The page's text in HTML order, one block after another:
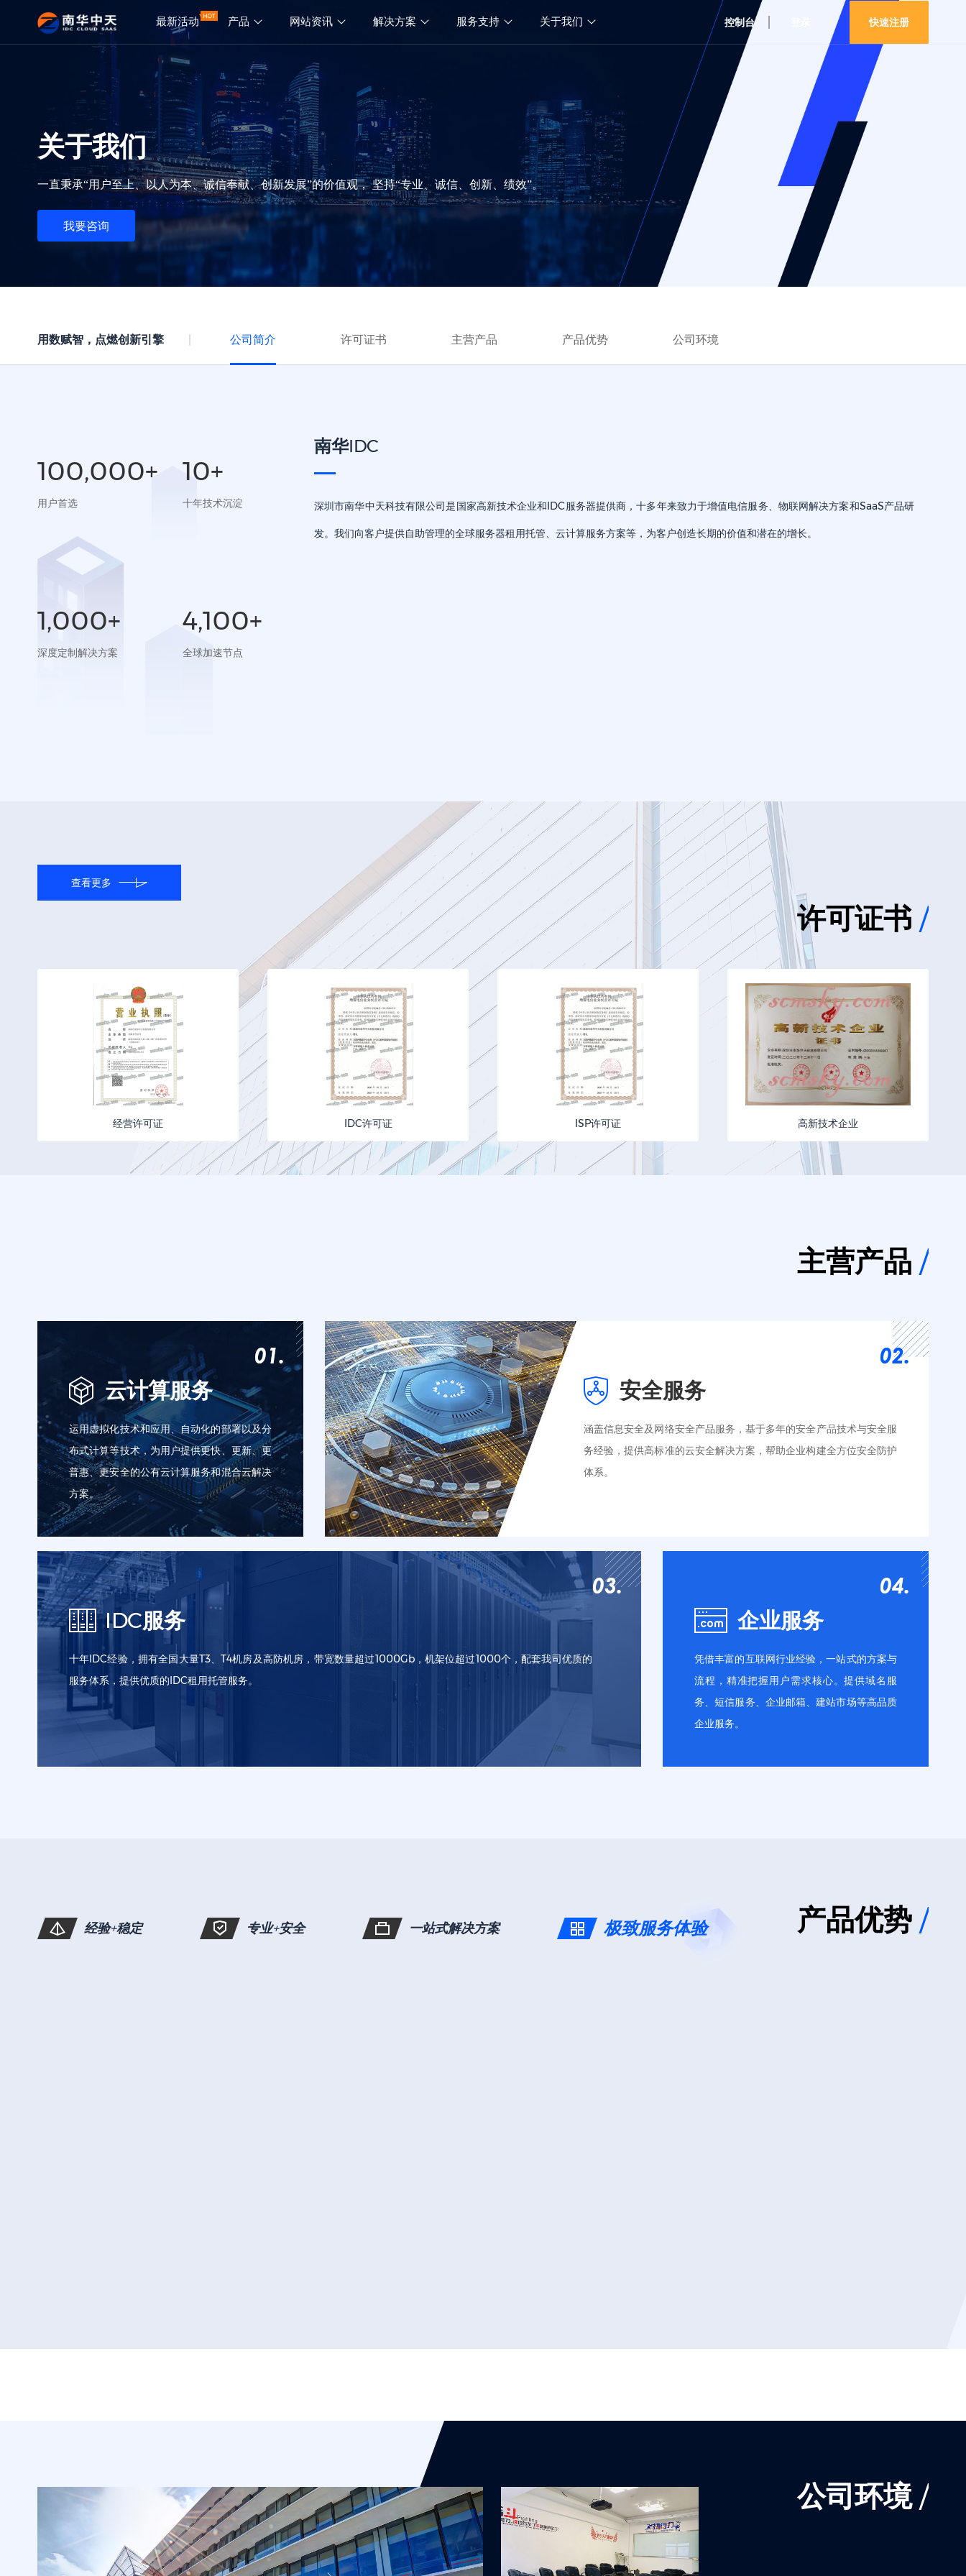
最新活动 产品 网站资讯 解决方案 服务支持 关于我们 控制台 快速注册
关于我们
一直秉承“用户至上、以人为本、诚信奉献、创新发展”的价值观， 坚持“专业、诚信、创新、绩效”。
我要咨询
用数赋智，点燃创新引擎 公司简介 许可证书 主营产品 产品优势 公司环境
100,000+
用户首选
10+
十年技术沉淀
1,000+
深度定制解决方案
4,100+
全球加速节点
南华IDC
深圳市南华中天科技有限公司是国家高新技术企业和IDC服务器提供商，十多年来致力于增值电信服务、物联网解决方案和SaaS产品研
发。我们向客户提供自助管理的全球服务器租用托管、云计算服务方案等，为客户创造长期的价值和潜在的增长。
查看更多
许可证书 /
经营许可证 IDC许可证 ISP许可证 高新技术企业
主营产品 /
云计算服务
运用虚拟化技术和应用、自动化的部署以及分
布式计算等技术，为用户提供更快、更新、更
普惠、更安全的公有云计算服务和混合云解决
方案。
云服务器
云虚拟主机
融合CDN
对象存储
安全服务
涵盖信息安全及网络安全产品服务，基于多年的安全产品技术与安全服
务经验，提供高标准的云安全解决方案，帮助企业构建全方位安全防护
体系。
DDos高防IP
网站安全监测
漏洞扫描
Web应用防火墙
代码审计
IDC服务
十年IDC经验，拥有全国大量T3、T4机房及高防机房，带宽数量超过1000Gb，机架位超过1000个，配套我司优质的
服务体系，提供优质的IDC租用托管服务。
企业服务
凭借丰富的互联网行业经验，一站式的方案与
流程，精准把握用户需求核心。提供域名服
务、短信服务、企业邮箱、建站市场等高品质
企业服务。
经验+稳定 专业+安全 一站式解决方案 极致服务体验 产品优势 /
公司环境 /